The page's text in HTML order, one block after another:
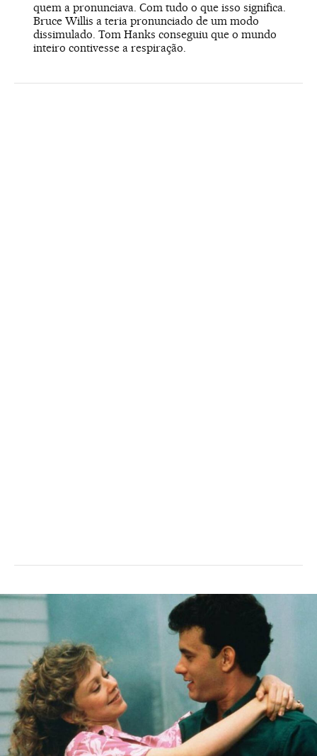
quem a pronunciava. Com tudo o que isso significa.
Bruce Willis a teria pronunciado de um modo
dissimulado. Tom Hanks conseguiu que o mundo
inteiro contivesse a respiração.